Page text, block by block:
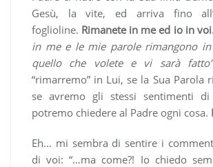
Gesù, la vite, ed arriva fino
foglioline. Rimanete in me ed io in voi
in me e le mie parole rimangono in
quello che volete e vi sarà
“rimarremo” in Lui, se la Sua Parola
se avremo gli stessi sentimenti di
potremo chiedere al Padre ogni cosa.
Eh… mi sembra di sentire i
di voi: “…ma come?! Io chiedo